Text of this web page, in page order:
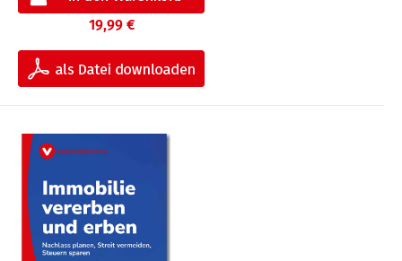
19,99 €